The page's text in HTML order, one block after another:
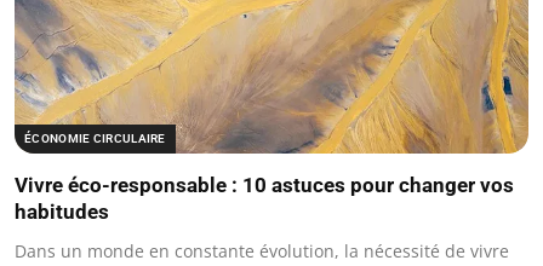
ÉCONOMIE CIRCULAIRE
Vivre éco-responsable : 10 astuces pour changer vos
habitudes
Dans un monde en constante évolution, la nécessité de vivre